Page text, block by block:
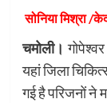
सोनिया मिश्रा /
चमोली।
यहां जिला
गई है परिजनों ने